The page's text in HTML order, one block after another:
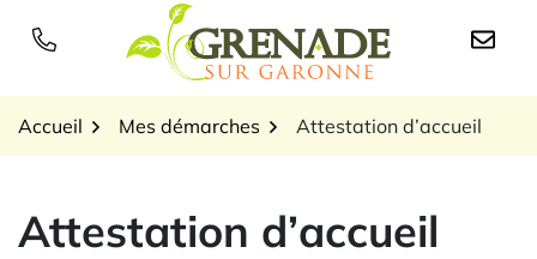
Logo Grenade sur
Accueil Mes démarches Attestation d’accueil
Attestation d’accueil